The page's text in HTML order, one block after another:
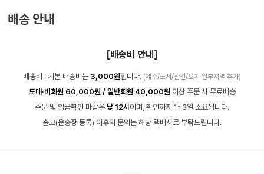
배송 안내
[배송비 안내]
배송비 : 기본 배송비는 3,000원입니다. (제주/도서/산간/오지 일부지역 추가)
도매·비회원 60,000원 / 일반회원 40,000원 이상 주문 시 무료배송
주문 및 입금확인 마감은 낮 12시 이며, 확인까지 1~3일 소요됩니다.
출고(운송장 등록) 이후의 문의는 해당 택배사로 부탁드립니다.